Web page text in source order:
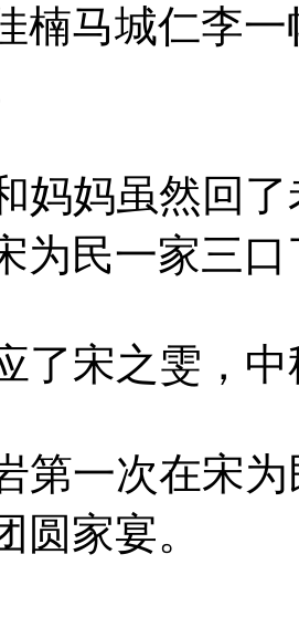
楠马城仁李
妈妈虽然回了
为民一家三口
了宋之雯，中
第一次在宋为
圆家宴。